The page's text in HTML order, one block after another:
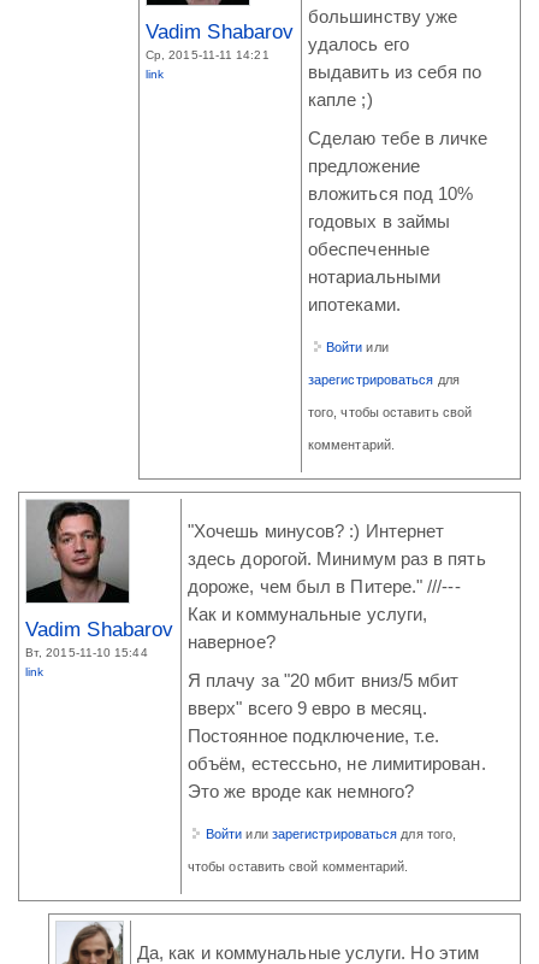
Vadim Shabarov
Ср, 2015-11-11 14:21
link
большинству уже
удалось его
выдавить из себя по
капле ;)
Сделаю тебе в личке
предложение
вложиться под 10%
годовых в займы
обеспеченные
нотариальными
ипотеками.
Войти или
зарегистрироваться для
того, чтобы оставить свой
комментарий.
Vadim Shabarov
Вт, 2015-11-10 15:44
link
"Хочешь минусов? :) Интернет
здесь дорогой. Минимум раз в пять
дороже, чем был в Питере." ///---
Как и коммунальные услуги,
наверное?
Я плачу за "20 мбит вниз/5 мбит
вверх" всего 9 евро в месяц.
Постоянное подключение, т.е.
объём, естессьно, не лимитирован.
Это же вроде как немного?
Войти или зарегистрироваться для того,
чтобы оставить свой комментарий.
Да, как и коммунальные услуги. Но этим